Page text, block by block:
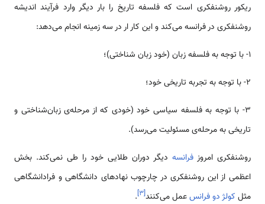
ریکور روشنفکری است که فلسفه تاریخ را بار دیگر وارد فرآیند اندیشه
روشنفکری در فرانسه می‌کند و این کار ار در سه زمینه انجام می‌دهد:
1- با توجه به فلسفه‌ زبان (خود زبان شناختی)؛
2- با توجه به تجربه‌ تاریخی خود؛
3- با توجه به فلسفه‌ سیاسی خود (خودی که از مرحله‌ی زبان‌شناختی و
تاریخی به مرحله‌ی مسئولیت می‌رسد).
روشنفکری امروز فرانسه دیگر دوران طلایی خود را طی نمی‌کند. بخش
اعظمی از این روشنفکری در چارچوب نهادهای دانشگاهی و فرادانشگاهی
مثل کولژ دو فرانسعمل می‌کنند[۳]
.